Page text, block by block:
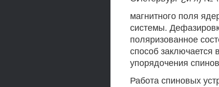
магнитного поля
системы.
поляризованное
способ заключается
упорядочения
Работа спиновых